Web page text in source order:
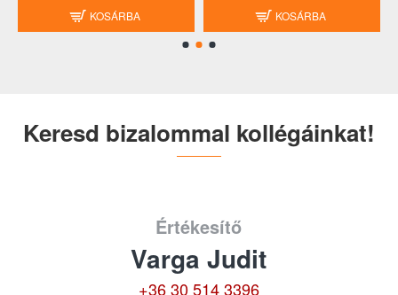
KOSÁRBA KOSÁRBA
Keresd bizalommal kollégáinkat!
Értékesítő
Varga Judit
+36 30 514 3396